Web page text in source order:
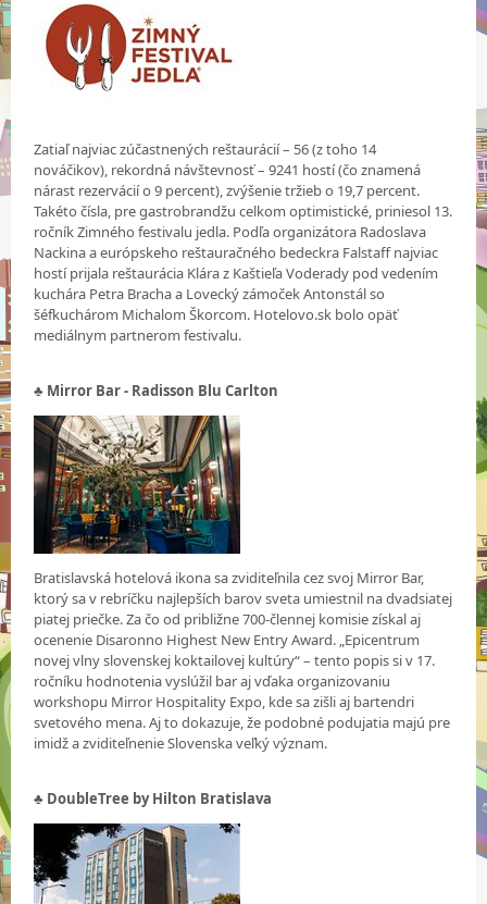
Zatiaľ najviac zúčastnených reštaurácií – 56 (z toho 14
nováčikov), rekordná návštevnosť – 9241 hostí (čo znamená
nárast rezervácií o 9 percent), zvýšenie tržieb o 19,7 percent.
Takéto čísla, pre gastrobrandžu celkom optimistické, priniesol 13.
ročník Zimného festivalu jedla. Podľa organizátora Radoslava
Nackina a európskeho reštauračného bedeckra Falstaff najviac
hostí prijala reštaurácia Klára z Kaštieľa Voderady pod vedením
kuchára Petra Bracha a Lovecký zámoček Antonstál so
šéfkuchárom Michalom Škorcom. Hotelovo.sk bolo opäť
mediálnym partnerom festivalu.
♣ Mirror Bar - Radisson Blu Carlton
Bratislavská hotelová ikona sa zviditeľnila cez svoj Mirror Bar,
ktorý sa v rebríčku najlepších barov sveta umiestnil na dvadsiatej
piatej priečke. Za čo od približne 700-člennej komisie získal aj
ocenenie Disaronno Highest New Entry Award. „Epicentrum
novej vlny slovenskej koktailovej kultúry“ – tento popis si v 17.
ročníku hodnotenia vyslúžil bar aj vďaka organizovaniu
workshopu Mirror Hospitality Expo, kde sa zišli aj bartendri
svetového mena. Aj to dokazuje, že podobné podujatia majú pre
imidž a zviditeľnenie Slovenska veľký význam.
♣ DoubleTree by Hilton Bratislava